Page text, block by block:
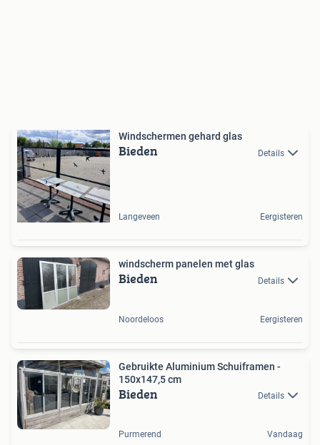
Windschermen gehard glas
Bieden Details
Langeveen Eergisteren
windscherm panelen met glas
Bieden Details
Noordeloos Eergisteren
Gebruikte Aluminium Schuiframen -
150x147,5 cm
Bieden Details
Purmerend Vandaag